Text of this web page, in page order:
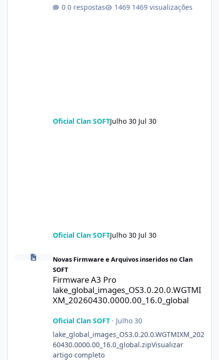
0 respostas
1469 visualizações
Oficial Clan SOFTJulho 30 Jul 30
Oficial Clan SOFTJulho 30 Jul 30
Novas Firmware e Arquivos inseridos no Clan
SOFT
Firmware A3 Pro
lake_global_images_OS3.0.20.0.WGTMI
XM_20260430.0000.00_16.0_global
Oficial Clan SOFT· Julho 30
lake_global_images_OS3.0.20.0.WGTMIXM_202
60430.0000.00_16.0_global.zipVisualizar
artigo completo